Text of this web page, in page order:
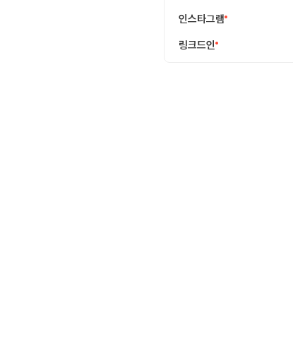
인스타그램
링크드인